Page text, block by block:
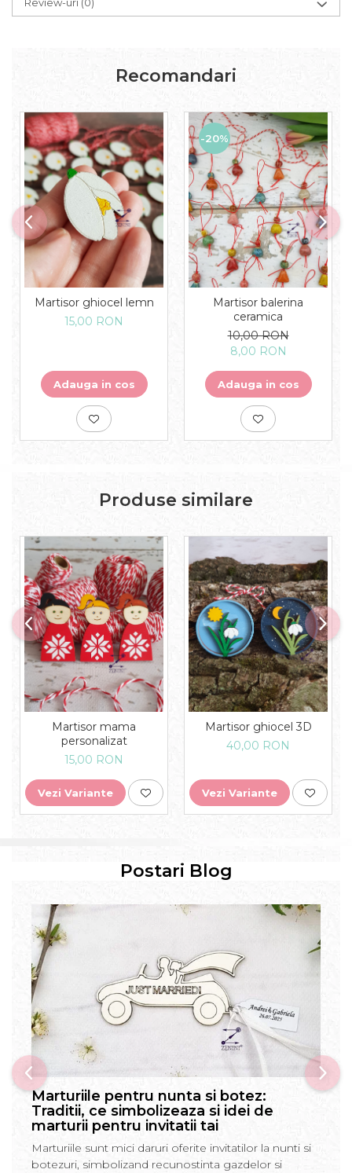
Review-uri (0)
Recomandari
Martisor ghiocel lemn
15,00 RON
Adauga in cos
-20%
Martisor balerina
ceramica
10,00 RON
8,00 RON
Adauga in cos
Produse similare
Martisor mama
personalizat
15,00 RON
Vezi Variante
Martisor ghiocel 3D
40,00 RON
Vezi Variante
Postari Blog
Marturiile pentru nunta si botez:
Traditii, ce simbolizeaza si idei de
marturii pentru invitatii tai
Marturiile sunt mici daruri oferite invitatilor la nunti si
botezuri, simbolizand recunostinta gazdelor si